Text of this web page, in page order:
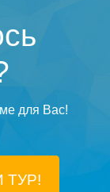
для Вас!
ТУР!